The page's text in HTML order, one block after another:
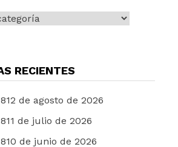
RECIENTES
de agosto de 2026
de julio de 2026
de junio de 2026